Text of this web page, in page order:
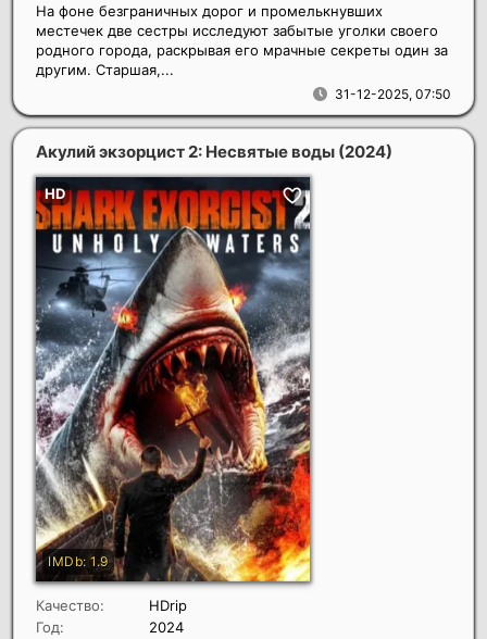
31-12-2025, 07:50
На фоне безграничных дорог и промелькнувших
местечек две сестры исследуют забытые уголки своего
родного города, раскрывая его мрачные секреты один за
другим. Старшая,...
Акулий экзорцист 2: Несвятые воды (2024)
Качество:
HDrip
Год:
2024